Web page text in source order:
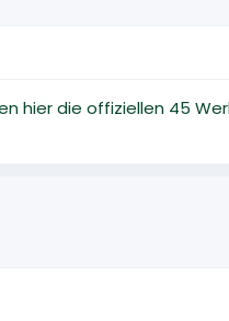
hier die offiziellen 45